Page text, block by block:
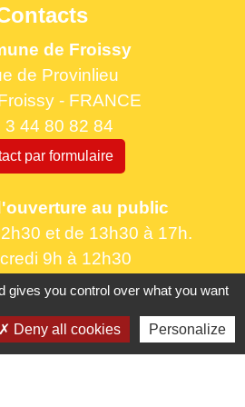
de Froissy
de Provinlieu
- FRANCE
3 44 80 82 84
par formulaire
au public
et de 13h30 à 17h.
9h à 12h30
16h à 18h30
gives you control over what you want
Deny all cookies Personalize